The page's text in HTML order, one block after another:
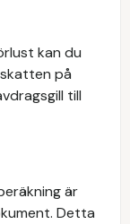
kan du
på
till
är
Detta